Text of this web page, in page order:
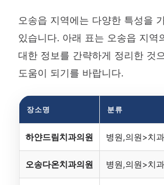
오송읍 지역에는 다양한 특성을
있습니다. 아래 표는 오송읍 지역
대한 정보를 간략하게 정리한 것
도움이 되기를 바랍니다.
장소명 분류
하얀드림치과의원 병원,의원>치과
오송다온치과의원 병원,의원>치과